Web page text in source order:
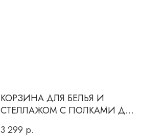
КОРЗИНА ДЛЯ БЕЛЬЯ И
СТЕЛЛАЖОМ С ПОЛКАМИ ДЛЯ
3 299 р.